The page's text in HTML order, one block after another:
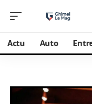
Actu Auto